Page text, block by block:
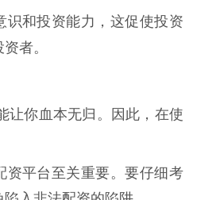
识和投资能力，这促使投资
者。
让你血本无归。因此，在使
资平台至关重要。要仔细考